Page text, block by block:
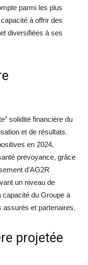
parmi les plus
à offrir des
diversifiées à ses
solidité financière du
et de résultats.
en 2024,
prévoyance, grâce
d’AG2R
un niveau de
capacité du Groupe à
assurés et partenaires.
projetée